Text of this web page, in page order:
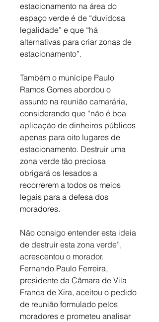
estacionamento na área do
espaço verde é de “duvidosa
legalidade” e que “há
alternativas para criar zonas de
estacionamento”.
Também o munícipe Paulo
Ramos Gomes abordou o
assunto na reunião camarária,
considerando que “não é boa
aplicação de dinheiros públicos
apenas para oito lugares de
estacionamento. Destruir uma
zona verde tão preciosa
obrigará os lesados a
recorrerem a todos os meios
legais para a defesa dos
moradores.
Não consigo entender esta ideia
de destruir esta zona verde”,
acrescentou o morador.
Fernando Paulo Ferreira,
presidente da Câmara de Vila
Franca de Xira, aceitou o pedido
de reunião formulado pelos
moradores e prometeu analisar